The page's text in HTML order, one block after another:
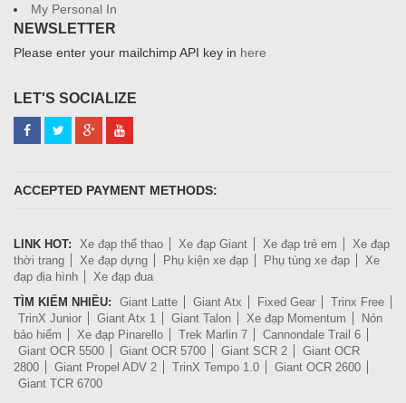
My Personal In
NEWSLETTER
Please enter your mailchimp API key in here
LET'S SOCIALIZE
ACCEPTED PAYMENT METHODS:
LINK HOT: Xe đạp thể thao Xe đạp Giant Xe đạp trẻ em
Xe đạp
thời trang
Xe đạp dựng Phụ kiện xe đạp Phụ tùng xe đạp
Xe
đạp địa hình
Xe đạp đua
TÌM KIẾM NHIỀU:
Giant Latte Giant Atx Fixed Gear
Trinx Free
TrinX Junior
Giant Atx 1 Giant Talon Xe đạp Momentum
Nón
bảo hiểm
Xe đạp Pinarello Trek Marlin 7
Cannondale Trail 6
Giant OCR 5500
Giant OCR 5700 Giant SCR 2
Giant OCR
2800
Giant Propel ADV 2 TrinX Tempo 1.0
Giant OCR 2600
Giant TCR 6700